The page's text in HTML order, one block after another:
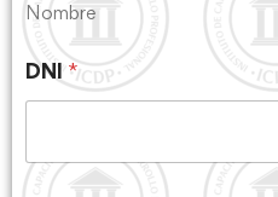
Nombre
DNI *